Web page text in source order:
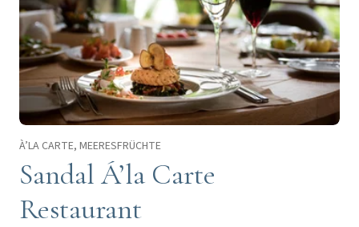
À’LA CARTE, MEERESFRÜCHTE
Sandal Á’la Carte
Restaurant